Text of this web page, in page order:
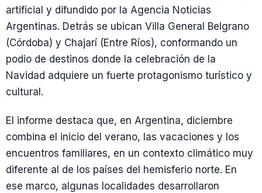
artificial y difundido por la Agencia Noticias
Argentinas. Detrás se ubican Villa General Belgrano
(Córdoba) y Chajarí (Entre Ríos), conformando un
podio de destinos donde la celebración de la
Navidad adquiere un fuerte protagonismo turístico y
cultural.
El informe destaca que, en Argentina, diciembre
combina el inicio del verano, las vacaciones y los
encuentros familiares, en un contexto climático muy
diferente al de los países del hemisferio norte. En
ese marco, algunas localidades desarrollaron